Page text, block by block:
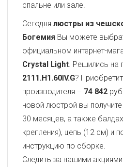
спальне или зале.
Сегодня люстры из
Богемия Вы можете
официальном интернет-
Crystal Light. Решились на
2111.H1.60IV.G?
производителя – 74 842
новой люстрой вы
30 месяцев, а также
крепления), цепь (12 см) и
инструкцию по сборке.
Следить за нашими